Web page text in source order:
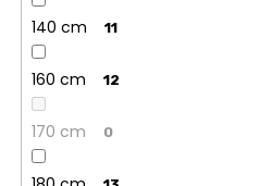
140 cm 11
160 cm 12
170 cm 0